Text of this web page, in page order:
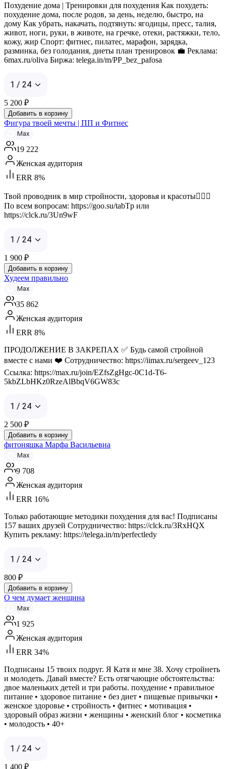
Похудение дома | Тренировки для похудения Как похудеть:
похудение дома, после родов, за день, неделю, быстро, на
дому Как убрать, накачать, подтянуть: ягодицы, пресс, талия,
живот, ноги, руки, в животе, на гречке, отеки, растяжки, тело,
кожу, жир Спорт: фитнес, пилатес, марафон, зарядка,
разминка, без голодания, диеты план тренировок 💼 Реклама:
6max.ru/oliva Биржа: telega.in/m/PP_bez_pafosa
1 / 24
5 200 ₽
Добавить в корзину
Фигура твоей мечты | ПП и Фитнес
Max
19 222
Женская аудитория
ERR 8%
Твой проводник в мир стройности, здоровья и красоты🧘🏻‍♀️
По всем вопросам: https://goo.su/tabTp или
https://clck.ru/3Un9wF
1 / 24
1 900 ₽
Добавить в корзину
Худеем правильно
Max
35 862
Женская аудитория
ERR 8%
ПРОДОЛЖЕНИЕ В ЗАКРЕПАХ ✅ Будь самой стройной
вместе с нами ❤️ Сотрудничество: https://iimax.ru/sergeev_123
Ссылка: https://max.ru/join/EZfsZgHgc-0C1d-T6-
5kbZLbHKz0RzeAlBbqV6GW83c
1 / 24
2 500 ₽
Добавить в корзину
фитоняшка Марфа Васильевна
Max
9 708
Женская аудитория
ERR 16%
Только работающие методики похудения для вас! Подписаны
157 ваших друзей Сотрудничество: https://clck.ru/3RxHQX
Купить рекламу: https://telega.in/m/perfectledy
1 / 24
800 ₽
Добавить в корзину
О чем думает женщина
Max
1 925
Женская аудитория
ERR 34%
Подписаны 15 твоих подруг. Я Катя и мне 38. Хочу стройнеть
и молодеть. Давай вместе? Есть отягчающие обстоятельства:
двое маленьких детей и три работы. похудение • правильное
питание • здоровое питание • без диет • пищевые привычки •
женское здоровье • стройность • фитнес • мотивация •
здоровый образ жизни • женщины • женский блог • косметика
• молодость • 40+
1 / 24
1 400 ₽